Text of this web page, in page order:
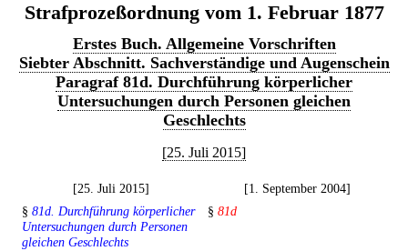
Strafprozeßordnung vom 1. Februar 1877
Erstes Buch. Allgemeine Vorschriften
Siebter Abschnitt. Sachverständige und Augenschein
Paragraf 81d. Durchführung körperlicher
Untersuchungen durch Personen gleichen
Geschlechts
[25. Juli 2015]
[25. Juli 2015]
[1. September 2004]
§ 81d. Durchführung körperlicher
Untersuchungen durch Personen
gleichen Geschlechts
§ 81d